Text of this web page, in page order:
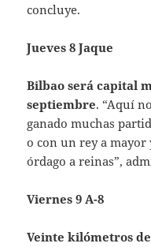
concluye.
Jueves 8 Jaque
Bilbao será capital
septiembre. “Aquí
ganado muchas
o con un rey a mayor
órdago a reinas”,
Viernes
Veinte kilómetros